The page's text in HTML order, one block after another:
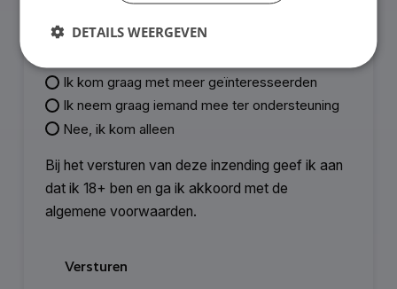
Ik kom graag met meer geïnteresseerden
Ik neem graag iemand mee ter ondersteuning
Nee, ik kom alleen
Bij het versturen van deze inzending geef ik aan
dat ik 18+ ben en ga ik akkoord met de
algemene voorwaarden.
DETAILS WEERGEVEN